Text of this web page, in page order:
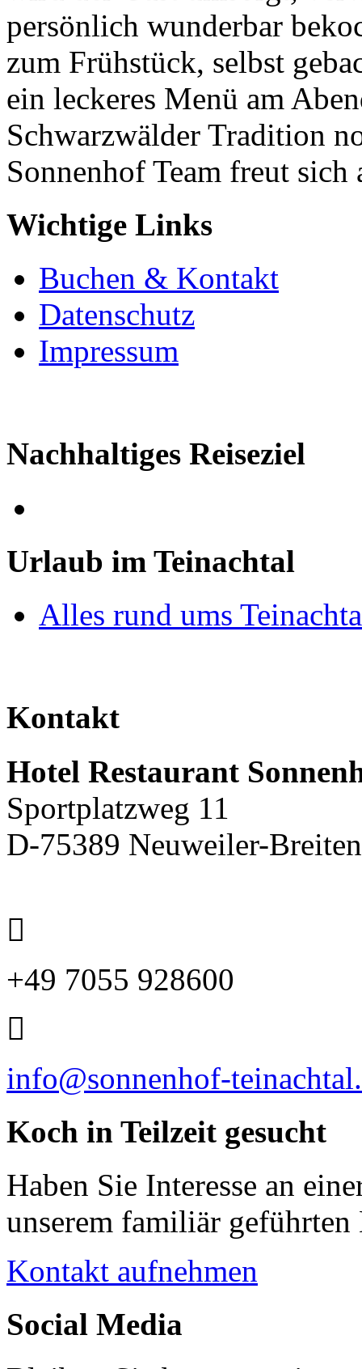
persönlich wunderbar
zum Frühstück, selbst
ein leckeres Menü am
Schwarzwälder Tradition
Sonnenhof Team freut sich
Wichtige Links
Buchen & Kontakt
Datenschutz
Impressum
Nachhaltiges Reiseziel
Urlaub im Teinachtal
Alles rund ums
Kontakt
Hotel Restaurant
Sportplatzweg 11
D-75389 Neuweiler-
+49 7055 928600
info@sonnenhof-
Koch in Teilzeit gesucht
Haben Sie Interesse an
unserem familiär geführten
Kontakt aufnehmen
Social Media